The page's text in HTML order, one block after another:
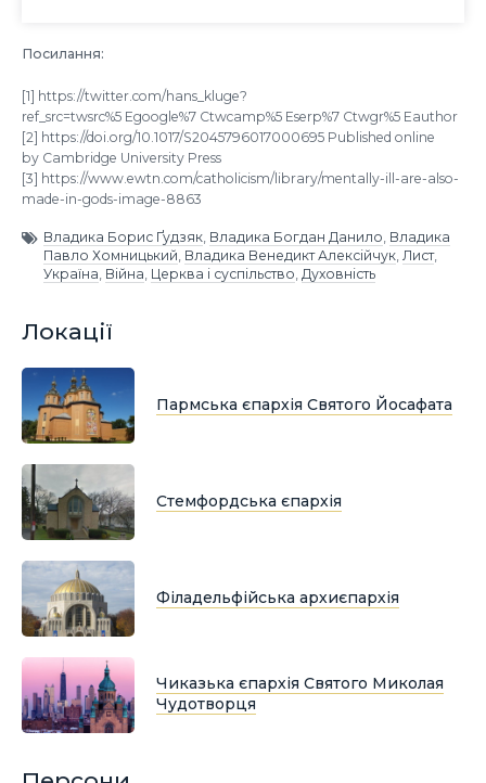
Посилання:
[1] https://twitter.com/hans_kluge?
ref_src=twsrc%5 Egoogle%7 Ctwcamp%5 Eserp%7 Ctwgr%5 Eauthor
[2] https://doi.org/10.1017/S2045796017000695 Published online
by Cambridge University Press
[3] https://www.ewtn.com/catholicism/library/mentally-ill-are-also-
made-in-gods-image-8863
Владика Борис Ґудзяк, Владика Богдан Данило, Владика
Павло Хомницький, Владика Венедикт Алексійчук, Лист,
Україна, Війна, Церква і суспільство, Духовність
Локації
Пармська єпархія Святого Йосафата
Стемфордська єпархія
Філадельфійська архиєпархія
Чиказька єпархія Святого Миколая
Чудотворця